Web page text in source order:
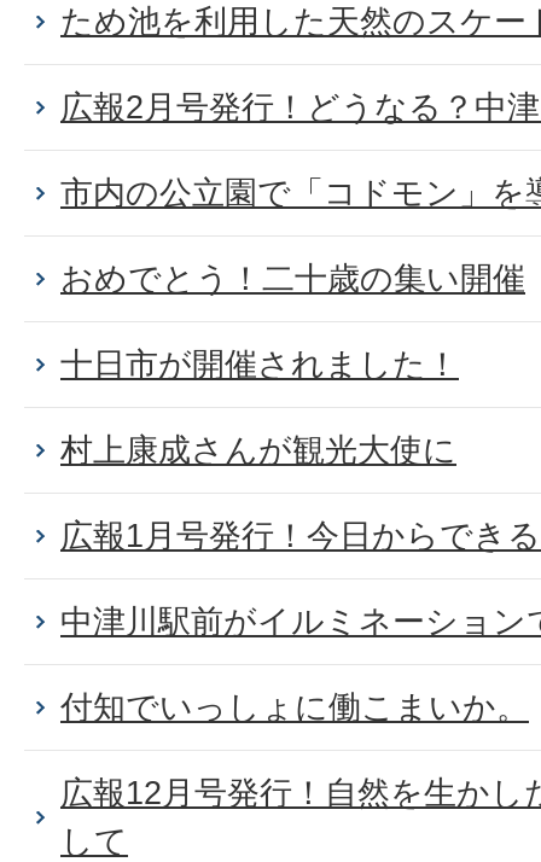
ため池を利用した天然のスケー
広報2月号発行！どうなる？中
市内の公立園で「コドモン」を
おめでとう！二十歳の集い開催
十日市が開催されました！
村上康成さんが観光大使に
広報1月号発行！今日からでき
中津川駅前がイルミネーショ
付知でいっしょに働こまいか。
広報12月号発行！自然を生か
して